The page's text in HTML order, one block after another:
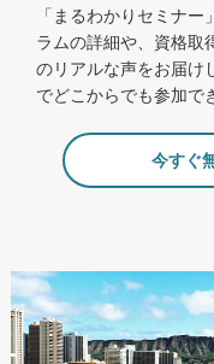
「まるわかりセミナ
ラムの詳細や、資格取
のリアルな声をお届け
でどこからでも参加で
今すぐ